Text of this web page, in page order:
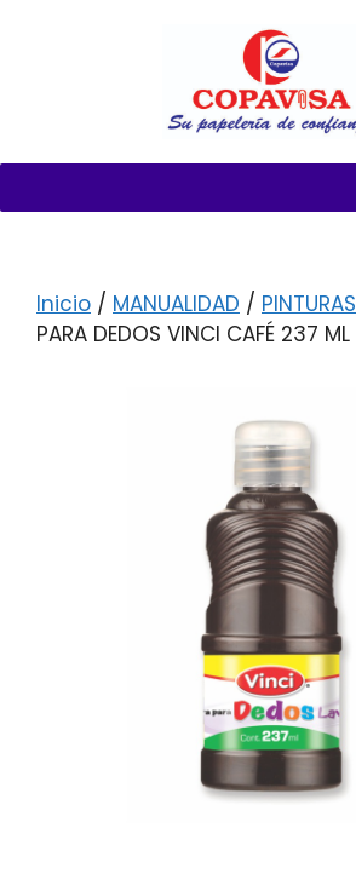
Inicio / MANUALIDAD / PINTURAS
PARA DEDOS VINCI CAFÉ 237 ML